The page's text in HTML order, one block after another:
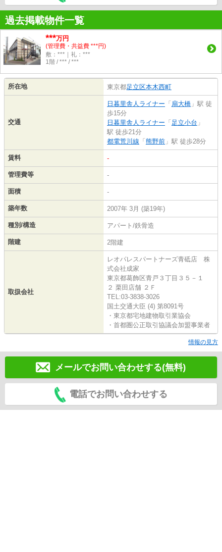
過去掲載物件一覧
***万円
(管理費・共益費 ***円)
敷：***｜礼：***
1階 / *** / ***
所在地 東京都足立区本木西町
交通
日暮里舎人ライナー 「 扇大橋 」駅 徒
歩15分
日暮里舎人ライナー 「 足立小台 」
駅 徒歩21分
都電荒川線 「 熊野前 」駅 徒歩28分
賃料 -
管理費等 -
面積 -
築年数 2007年 3月 (築19年)
種別/構造 アパート/鉄骨造
階建 2階建
取扱会社
レオパレスパートナーズ青砥店 株
式会社成家
東京都葛飾区青戸３丁目３５－１
２ 栗田店舗 ２Ｆ
TEL:03-3838-3026
国土交通大臣 (4) 第8091号
・東京都宅地建物取引業協会
・首都圏公正取引協議会加盟事業者
情報の見方
メールでお問い合わせする(無料)
電話でお問い合わせする